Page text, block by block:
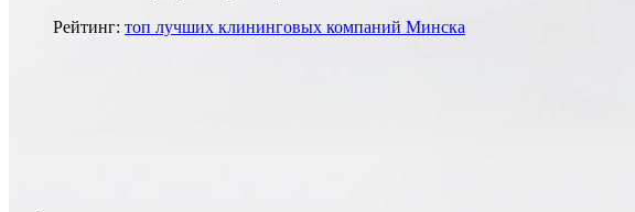
Рейтинг: топ лучших клининговых компаний Минска